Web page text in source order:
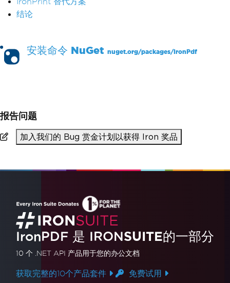
结论
安装命令 NuGet nuget.org/packages/IronPdf
报告问题
加入我们的 Bug 赏金计划以获得 Iron 奖品
IronPDF 是 IRONSUITE的一部分
10 个 .NET API 产品用于您的办公文档
获取完整的10个产品套件 免费试用